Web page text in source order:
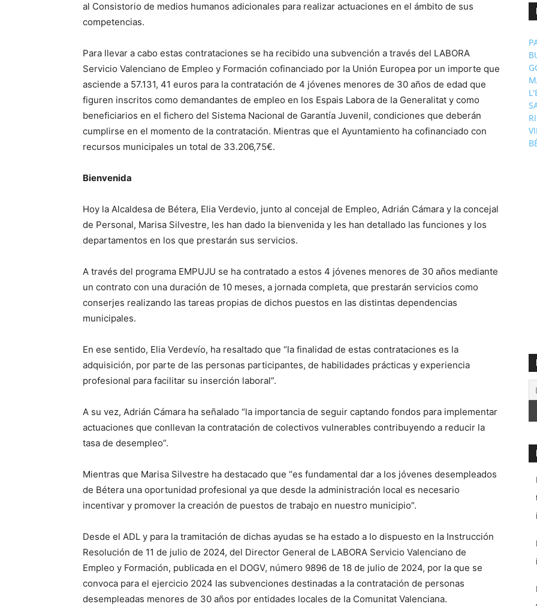
al Consistorio de medios humanos adicionales para realizar actuaciones en el ámbito de sus
competencias.
Para llevar a cabo estas contrataciones se ha recibido una subvención a través del LABORA
Servicio Valenciano de Empleo y Formación cofinanciado por la Unión Europea por un importe que
asciende a 57.131, 41 euros para la contratación de 4 jóvenes menores de 30 años de edad que
figuren inscritos como demandantes de empleo en los Espais Labora de la Generalitat y como
beneficiarios en el fichero del Sistema Nacional de Garantía Juvenil, condiciones que deberán
cumplirse en el momento de la contratación. Mientras que el Ayuntamiento ha cofinanciado con
recursos municipales un total de 33.206,75€.
Bienvenida
Hoy la Alcaldesa de Bétera, Elia Verdevio, junto al concejal de Empleo, Adrián Cámara y la concejal
de Personal, Marisa Silvestre, les han dado la bienvenida y les han detallado las funciones y los
departamentos en los que prestarán sus servicios.
A través del programa EMPUJU se ha contratado a estos 4 jóvenes menores de 30 años mediante
un contrato con una duración de 10 meses, a jornada completa, que prestarán servicios como
conserjes realizando las tareas propias de dichos puestos en las distintas dependencias
municipales.
En ese sentido, Elia Verdevío, ha resaltado que “la finalidad de estas contrataciones es la
adquisición, por parte de las personas participantes, de habilidades prácticas y experiencia
profesional para facilitar su inserción laboral”.
A su vez, Adrián Cámara ha señalado “la importancia de seguir captando fondos para implementar
actuaciones que conllevan la contratación de colectivos vulnerables contribuyendo a reducir la
tasa de desempleo”.
Mientras que Marisa Silvestre ha destacado que “es fundamental dar a los jóvenes desempleados
de Bétera una oportunidad profesional ya que desde la administración local es necesario
incentivar y promover la creación de puestos de trabajo en nuestro municipio”.
Desde el ADL y para la tramitación de dichas ayudas se ha estado a lo dispuesto en la Instrucción
Resolución de 11 de julio de 2024, del Director General de LABORA Servicio Valenciano de
Empleo y Formación, publicada en el DOGV, número 9896 de 18 de julio de 2024, por la que se
convoca para el ejercicio 2024 las subvenciones destinadas a la contratación de personas
desempleadas menores de 30 años por entidades locales de la Comunitat Valenciana.